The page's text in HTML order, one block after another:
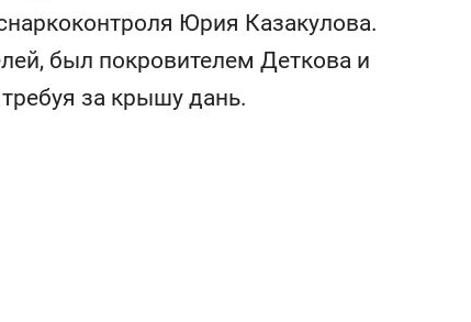
Юрия Казакулова.
был покровителем Деткова и
за крышу дань.